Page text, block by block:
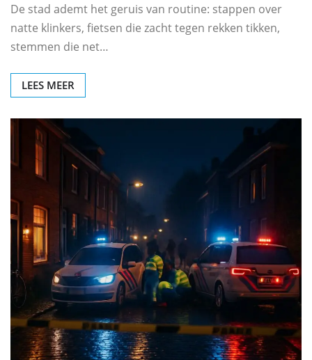
De stad ademt het geruis van routine: stappen over
natte klinkers, fietsen die zacht tegen rekken tikken,
stemmen die net…
LEES MEER